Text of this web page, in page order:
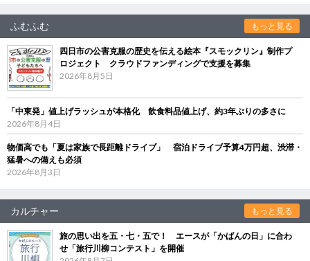
ふむふむ もっと見る
四日市の公害克服の歴史を伝える絵本『スモックリン』制作プ
ロジェクト クラウドファンディングで支援を募集
2026年8月5日
「中東発」値上げラッシュが本格化 飲食料品値上げ、約3年ぶりの多さに
2026年8月4日
物価高でも「夏は家族で長距離ドライブ」 宿泊ドライブ予算4万円超、渋滞・
猛暑への備えも必須
2026年8月3日
カルチャー もっと見る
旅の思い出を五・七・五で！ エースが「かばんの日」に合わ
せ「旅行川柳コンテスト」を開催